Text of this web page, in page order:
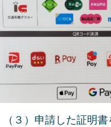
）申請した証明書